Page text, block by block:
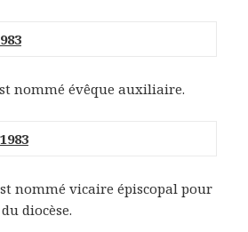
nommé évêque auxiliaire.
nommé vicaire épiscopal pour
diocèse.